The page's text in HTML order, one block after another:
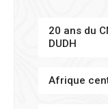
20 ans du
DUDH
Afrique